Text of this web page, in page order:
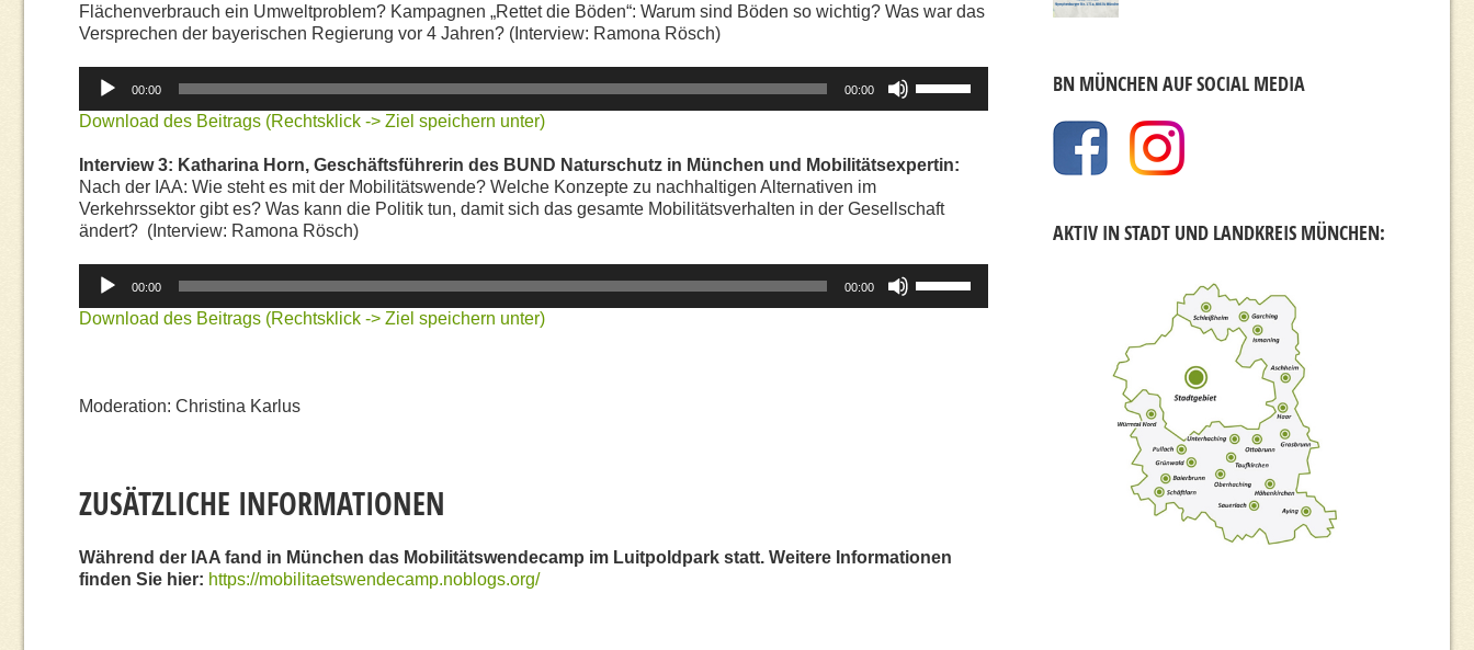
Lautstärke
Flächenverbrauch ein Umweltproblem? Kampagnen „Rettet die Böden“: Warum sind Böden so wichtig? Was war das
Versprechen der bayerischen Regierung vor 4 Jahren? (Interview: Ramona Rösch)
Audio-
Player
00:00 00:00
Hoch/Runter
die
zu
Download des Beitrags (Rechtsklick -> Ziel speichern unter)
Interview 3: Katharina Horn, Geschäftsführerin des BUND Naturschutz in München und Mobilitätsexpertin:
Nach der IAA: Wie steht es mit der Mobilitätswende? Welche Konzepte zu nachhaltigen Alternativen im
Verkehrssektor gibt es? Was kann die Politik tun, damit sich das gesamte Mobilitätsverhalten in der Gesellschaft
ändert? (Interview: Ramona Rösch)
Audio-
Player
00:00 00:00
Hoch/Runter
Download des Beitrags (Rechtsklick -> Ziel speichern unter)
Moderation: Christina Karlus
ZUSÄTZLICHE INFORMATIONEN
Während der IAA fand in München das Mobilitätswendecamp im Luitpoldpark statt. Weitere Informationen
finden Sie hier: https://mobilitaetswendecamp.noblogs.org/
BN MÜNCHEN AUF SOCIAL MEDIA
AKTIV IN STADT UND LANDKREIS MÜNCHEN: